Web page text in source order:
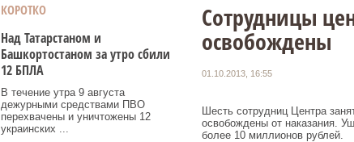
КОРОТКО
Над Татарстаном и
Башкортостаном за утро сбили
12 БПЛА
В течение утра 9 августа
дежурными средствами ПВО
перехвачены и уничтожены 12
украинских ...
Сотрудницы
освобождены
01.10.2013, 16:55
Шесть сотрудниц Центра
освобождены от наказания.
более 10 миллионов рублей.